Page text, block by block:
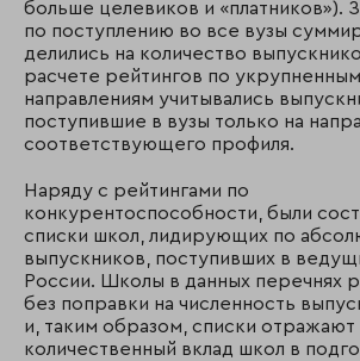
больше целевиков и «платников»).
по поступлению во все вузы
делились на количество
расчете рейтингов по укрупненным
направлениям учитывались
поступившие в вузы только на
соответствующего профиля.
Наряду с рейтингами по
конкурентоспособности, были
списки школ, лидирующих по
выпускников, поступивших в
России. Школы в данных перечнях
без поправки на численность
и, таким образом, списки отражают
количественный вклад школ в